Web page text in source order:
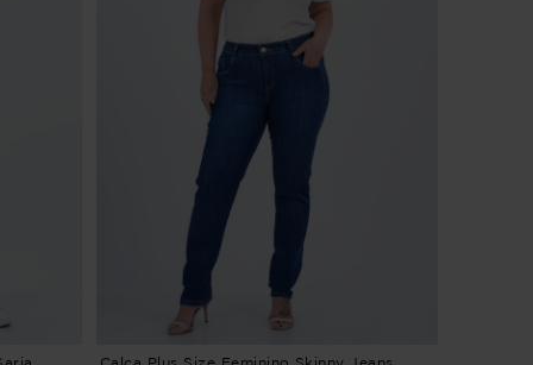
Calça Plus Size Feminino Skinny Jeans